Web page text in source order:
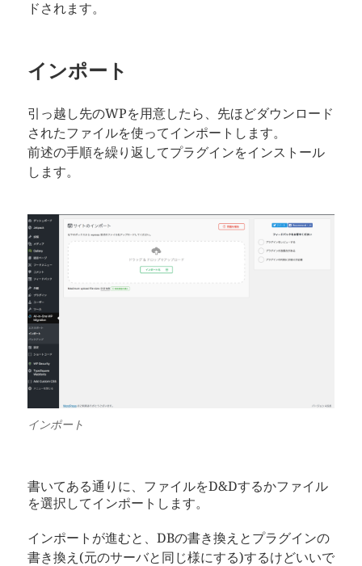
ドされます。
インポート
引っ越し先のWPを用意したら、先ほどダウンロード
されたファイルを使ってインポートします。
前述の手順を繰り返してプラグインをインストール
します。
インポート
書いてある通りに、ファイルをD&Dするかファイル
を選択してインポートします。
インポートが進むと、DBの書き換えとプラグインの
書き換え(元のサーバと同じ様にする)するけどいいで